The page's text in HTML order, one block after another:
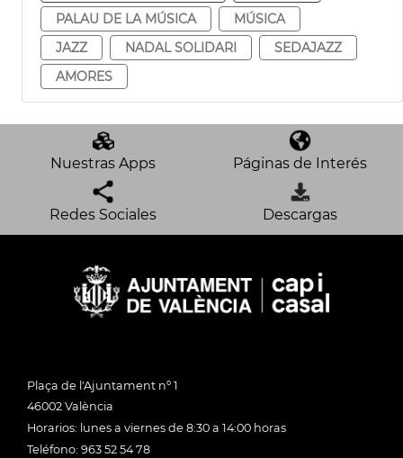
PALAU DE LA MÚSICA
MÚSICA
JAZZ
NADAL SOLIDARI
SEDAJAZZ
AMORES
Nuestras Apps Páginas de Interés
Redes Sociales Descargas
Plaça de l'Ajuntament nº 1
46002 València
Horarios: lunes a viernes de 8:30 a 14:00 horas
Teléfono: 963 52 54 78